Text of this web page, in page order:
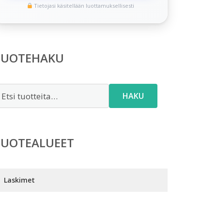
Tietojasi käsitellään luottamuksellisesti
HAKU
Laskimet